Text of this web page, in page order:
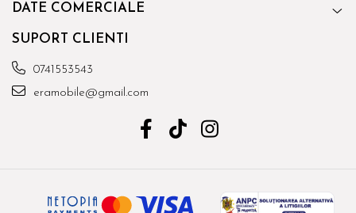
DATE COMERCIALE
SUPORT CLIENTI
0741553543
eramobile@gmail.com